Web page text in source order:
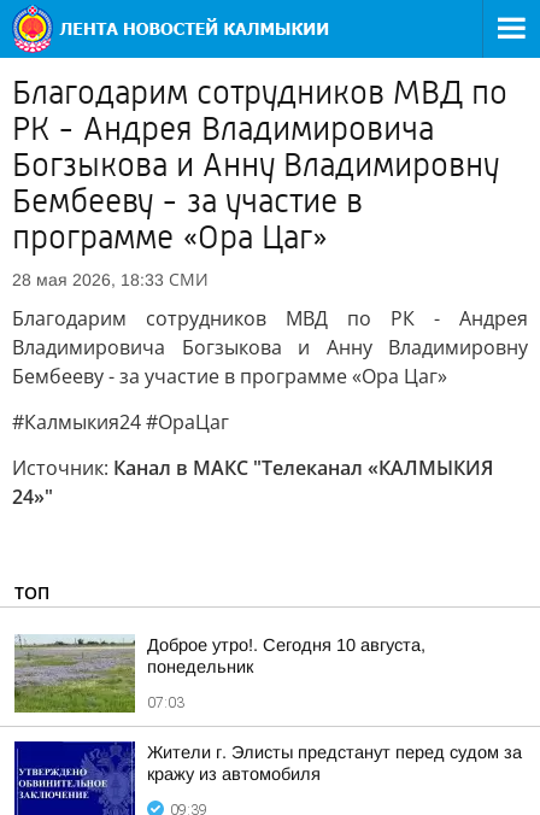
Благодарим сотрудников МВД по
РК - Андрея Владимировича
Богзыкова и Анну Владимировну
Бембееву - за участие в
программе «Ора Цаг»
28 мая 2026, 18:33 СМИ
Благодарим сотрудников МВД по РК - Андрея
Владимировича Богзыкова и Анну Владимировну
Бембееву - за участие в программе «Ора Цаг»
#Калмыкия24 #ОраЦаг
Источник: Канал в МАКС "Телеканал «КАЛМЫКИЯ
24»"
ТОП
Доброе утро!. Сегодня 10 августа,
понедельник
07:03
Жители г. Элисты предстанут перед судом за
кражу из автомобиля
09:39